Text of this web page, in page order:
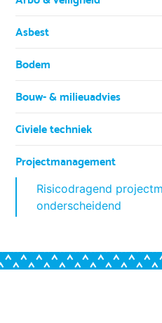
Asbest
Bodem
Bouw- & milieuadvies
Civiele techniek
Projectmanagement
Risicodragend
onderscheidend